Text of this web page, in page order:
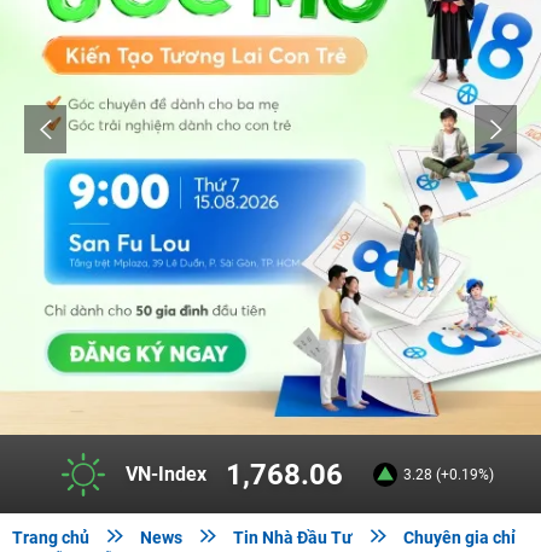
VN-Index 1,768.06 3.28 (+0.19%)
Trang chủ  News  Tin Nhà Đầu Tư 
Chuyên gia chỉ